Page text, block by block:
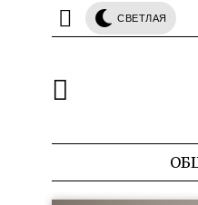
СВЕТЛАЯ